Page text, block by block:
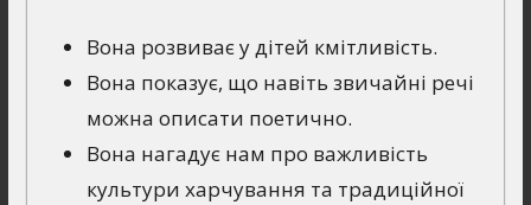
Вона розвиває у дітей кмітливість.
Вона показує, що навіть звичайні речі
можна описати поетично.
Вона нагадує нам про важливість
культури харчування та традиційної